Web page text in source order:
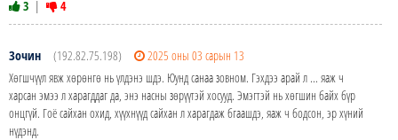
3 | 4
Зочин (192.82.75.198)
2025 оны 03 сарын 13
Хөгшчүүл явж хөрөнгө нь үлдэнэ шдэ. Юунд санаа зовном. Гэхдээ арай л ... яаж ч
харсан эмээ л харагддаг да, энэ насны зөрүүтэй хосууд. Эмэгтэй нь хөгшин байх бүр
онцгүй. Гоё сайхан охид, хүүхнүүд сайхан л харагдаж бгаашдэ, яаж ч бодсон, эр хүний
нүдэнд.